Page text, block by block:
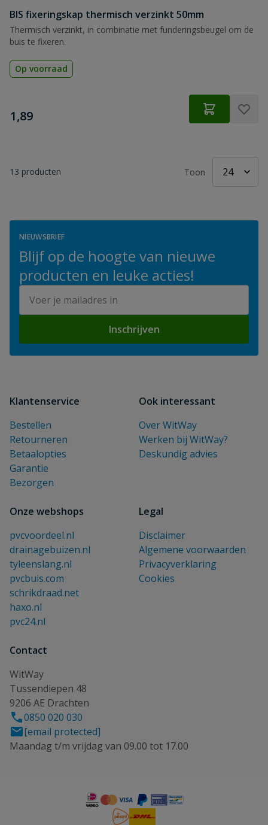
BIS fixeringskap thermisch verzinkt 50mm
Thermisch verzinkt, in combinatie met funderingsbeugel om de
buis te fixeren.
Op voorraad
€
1,89
13 producten Toon
NIEUWSBRIEF
Blijf op de hoogte van nieuwe
producten en leuke acties!
Inschrijven
Klantenservice
Bestellen
Retourneren
Betaalopties
Garantie
Bezorgen
Ook interessant
Over WitWay
Werken bij WitWay?
Deskundig advies
Onze webshops
pvcvoordeel.nl
drainagebuizen.nl
tyleenslang.nl
pvcbuis.com
schrikdraad.net
haxo.nl
pvc24.nl
Legal
Disclaimer
Algemene voorwaarden
Privacyverklaring
Cookies
Contact
WitWay
Tussendiepen 48
9206 AE Drachten
0850 020 030
[email protected]
Maandag t/m vrijdag van 09.00 tot 17.00